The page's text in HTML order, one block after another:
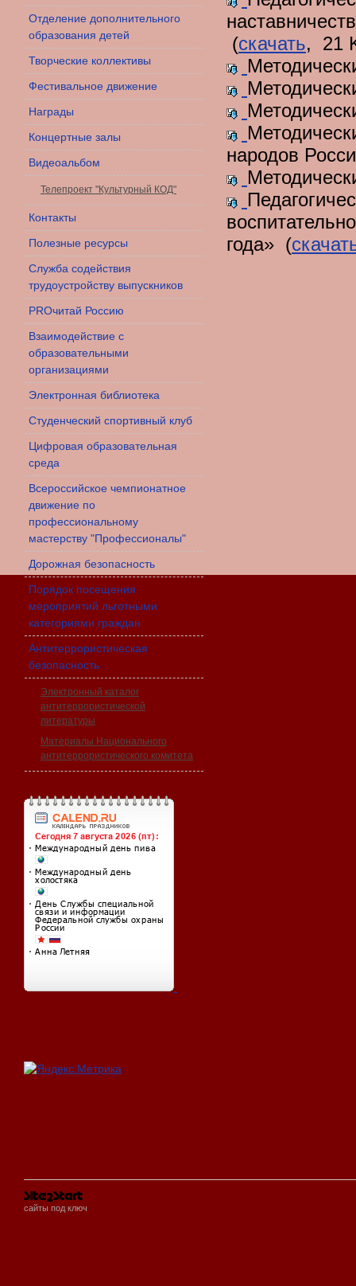
Отделение дополнительного
образования детей
Творческие коллективы
Фестивальное движение
Награды
Концертные залы
Видеоальбом
Телепроект "Культурный КОД"
Контакты
Полезные ресурсы
Служба содействия
трудоустройству выпускников
PROчитай Россию
Взаимодействие с
образовательными
организациями
Электронная библиотека
Студенческий спортивный клуб
Цифровая образовательная
среда
Всероссийское чемпионатное
движение по
профессиональному
мастерству "Профессионалы"
Дорожная безопасность
Порядок посещения
мероприятий льготными
категориями граждан
Антитеррористическая
безопасность
Электронный каталог
антитеррористической
литературы
Материалы Национального
антитеррористического комитета
(скачать, 21
народов
года» (
сайты под ключ